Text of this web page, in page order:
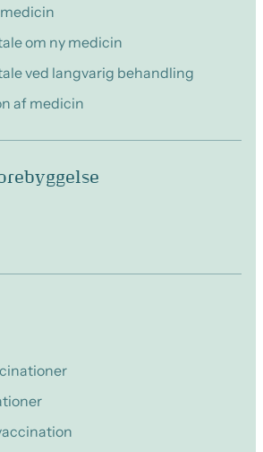
om ny medicin
ved langvarig behandling
af medicin